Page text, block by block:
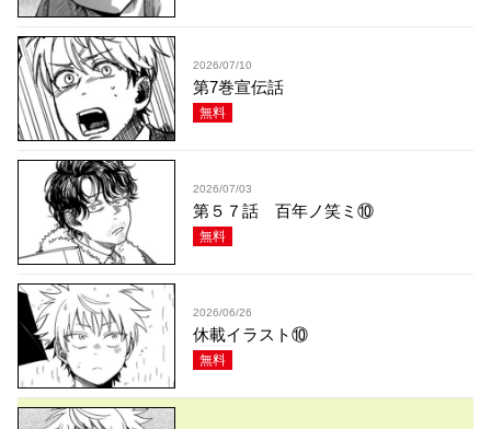
2026/07/10
第7巻宣伝話
無料
2026/07/03
第５７話 百年ノ笑ミ⑩
無料
2026/06/26
休載イラスト⑩
無料